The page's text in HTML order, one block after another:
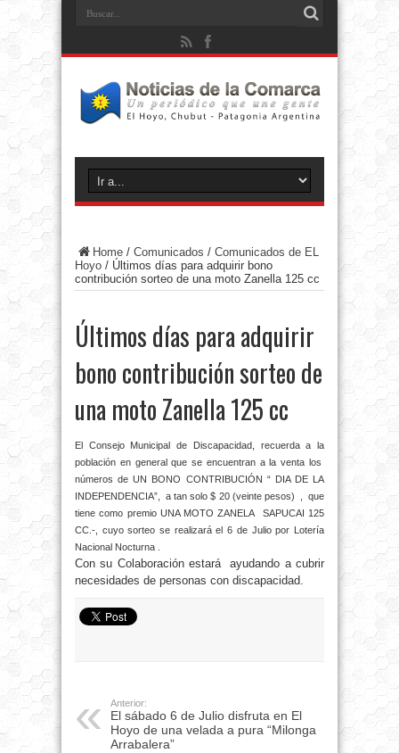
Home / Comunicados / Comunicados de EL
Hoyo / Últimos días para adquirir bono
contribución sorteo de una moto Zanella 125 cc
Últimos días para adquirir
bono contribución sorteo de
una moto Zanella 125 cc
El Consejo Municipal de Discapacidad, recuerda a la
población en general que se encuentran a la venta los
números de UN BONO CONTRIBUCIÓN “ DIA DE LA
INDEPENDENCIA”, a tan solo $ 20 (veinte pesos) , que
tiene como premio UNA MOTO ZANELA SAPUCAI 125
CC.-, cuyo sorteo se realizará el 6 de Julio por Lotería
Nacional Nocturna .
Con su Colaboración estará ayudando a cubrir
necesidades de personas con discapacidad.
Anterior:
El sábado 6 de Julio disfruta en El
Hoyo de una velada a pura “Milonga
Arrabalera”